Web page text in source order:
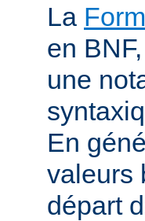
La
en
une
En
valeurs
départ